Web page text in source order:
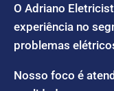
O Adriano
experiência no
problemas
Nosso foco é